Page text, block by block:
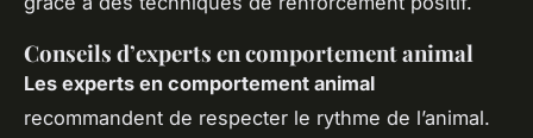
Conseils d’experts en comportement animal
Les experts en comportement animal
recommandent de respecter le rythme de l’animal.